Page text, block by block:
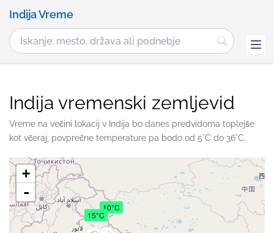
Indija Vreme
Indija vremenski zemljevid
Vreme na večini lokacij v Indija bo danes predvidoma toplejše
kot včeraj, povprečne temperature pa bodo od 5°C do 36°C.
10°C
15°C
+
-